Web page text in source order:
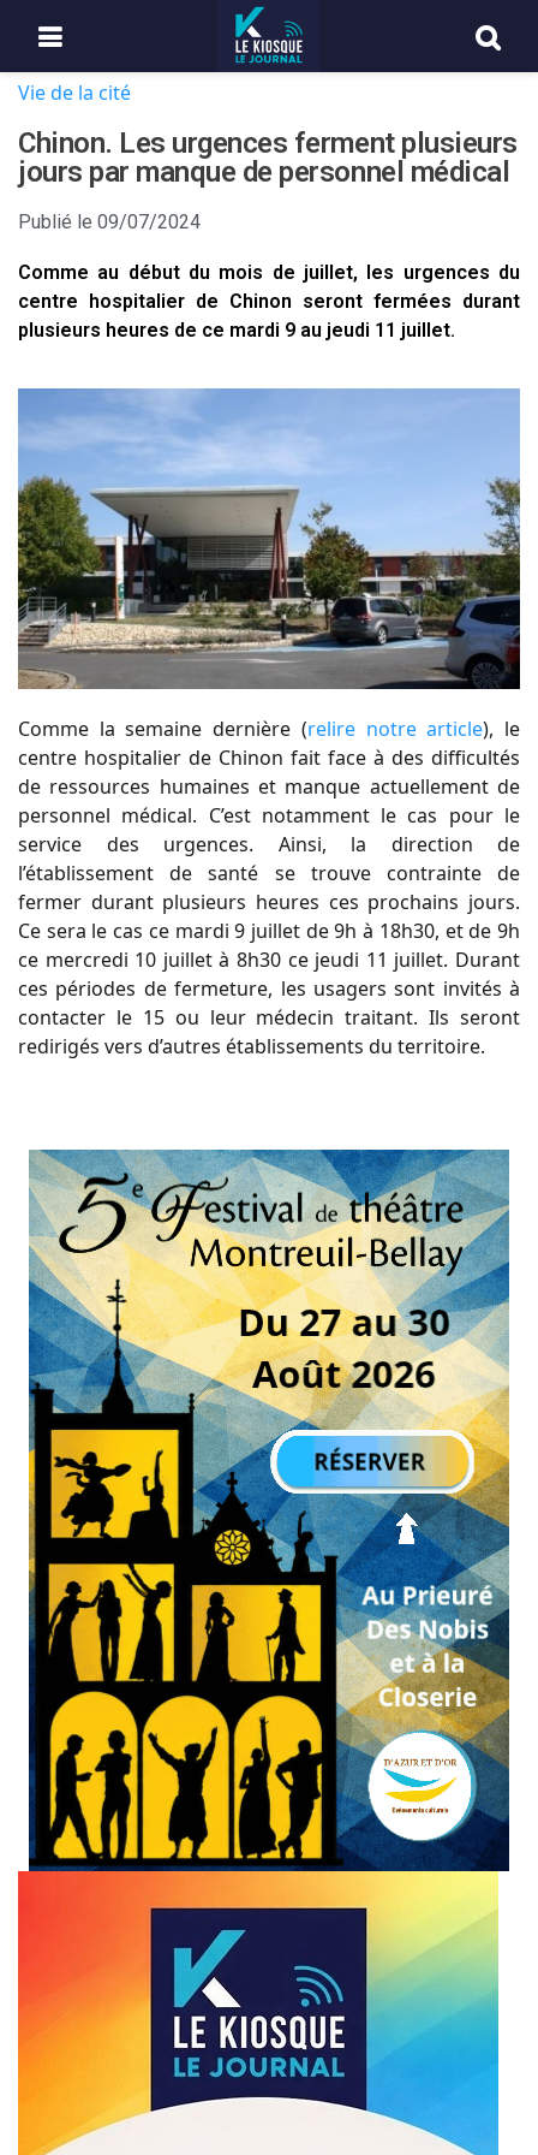
Vie de la cité
Chinon. Les urgences ferment plusieurs
jours par manque de personnel médical
Publié le 09/07/2024
Comme au début du mois de juillet, les urgences du
centre hospitalier de Chinon seront fermées durant
plusieurs heures de ce mardi 9 au jeudi 11 juillet.
Comme la semaine dernière (relire notre article), le
centre hospitalier de Chinon fait face à des difficultés
de ressources humaines et manque actuellement de
personnel médical. C’est notamment le cas pour le
service des urgences. Ainsi, la direction de
l’établissement de santé se trouve contrainte de
fermer durant plusieurs heures ces prochains jours.
Ce sera le cas ce mardi 9 juillet de 9h à 18h30, et de 9h
ce mercredi 10 juillet à 8h30 ce jeudi 11 juillet. Durant
ces périodes de fermeture, les usagers sont invités à
contacter le 15 ou leur médecin traitant. Ils seront
redirigés vers d’autres établissements du territoire.